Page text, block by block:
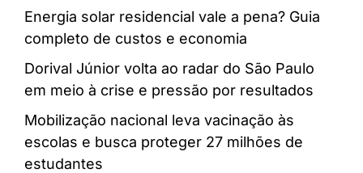
Energia solar residencial vale a pena? Guia
completo de custos e economia
Dorival Júnior volta ao radar do São Paulo
em meio à crise e pressão por resultados
Mobilização nacional leva vacinação às
escolas e busca proteger 27 milhões de
estudantes